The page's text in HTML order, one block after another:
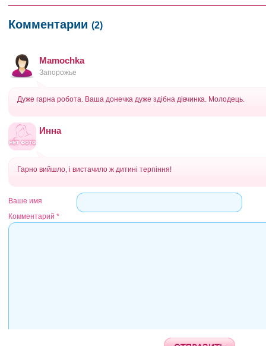
Комментарии (2)
Mamochka
Запорожье
Дуже гарна робота. Ваша донечка дуже здібна дівчинка. Молодець.
Инна
Гарно вийшло, і вистачило ж дитині терпіння!
Ваше имя
Комментарий *